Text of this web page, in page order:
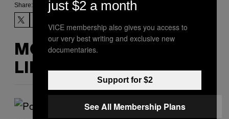
Share:
MORE
LIKE THIS
just $2 a month
VICE membership also gives you access to
our very best writing and exclusive new
documentaries.
Support for $2
See All Membership Plans